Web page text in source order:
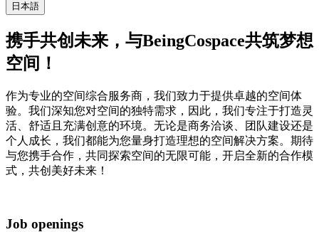
日本語
携手共创未来，与BeingCospace共筑梦想
空间！
作为专业的空间综合服务商，我们致力于提供卓越的空间体
验。我们深知您对空间的独特需求，因此，我们专注于打造灵
活、舒适且充满创意的环境。无论是商务洽谈、团队建设还是
个人成长，我们都能为您量身打造理想的空间解决方案。期待
与您携手合作，共同探索空间的无限可能，开启全新的合作模
式，共创美好未来！
Job openings